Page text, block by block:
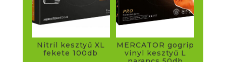
Nitril kesztyű XL
fekete 100db
MERCATOR gogrip
vinyl kesztyű L